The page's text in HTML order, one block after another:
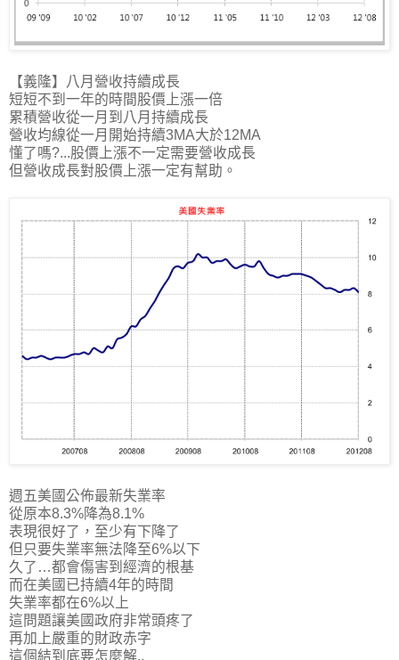
【義隆】八月營收持續成長
短短不到一年的時間股價上漲一倍
累積營收從一月到八月持續成長
營收均線從一月開始持續3MA大於12MA
懂了嗎?...股價上漲不一定需要營收成長
但營收成長對股價上漲一定有幫助。
週五美國公佈最新失業率
從原本8.3%降為8.1%
表現很好了，至少有下降了
但只要失業率無法降至6%以下
久了…都會傷害到經濟的根基
而在美國已持續4年的時間
失業率都在6%以上
這問題讓美國政府非常頭疼了
再加上嚴重的財政赤字
這個結到底要怎麼解..